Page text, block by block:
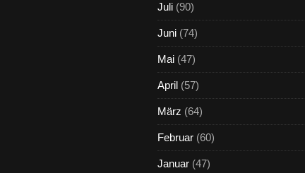
Juli (90)
Juni (74)
Mai (47)
April (57)
März (64)
Februar (60)
Januar (47)